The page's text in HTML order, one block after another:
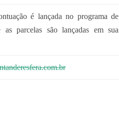
é lançada no programa de
as parcelas são lançadas em sua